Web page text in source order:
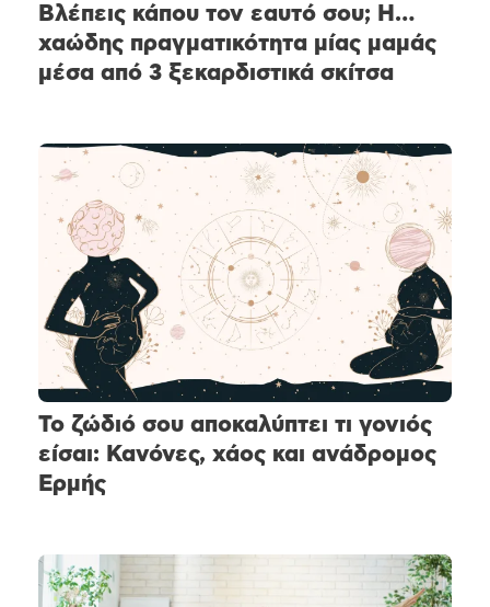
Βλέπεις κάπου τον εαυτό σου; Η…
χαώδης πραγματικότητα μίας μαμάς
μέσα από 3 ξεκαρδιστικά σκίτσα
Το ζώδιό σου αποκαλύπτει τι γονιός
είσαι: Κανόνες, χάος και ανάδρομος
Ερμής